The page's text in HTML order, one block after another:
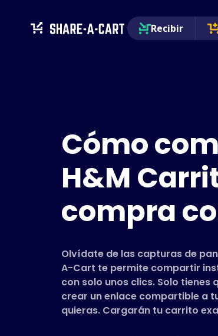
Recibir
Cómo
H&M
compra
Olvídate de las capturas de
A-Cart te permite compartir
con solo unos clics. Solo
crear un enlace compartible a
quieras. Cargarán tu carrito